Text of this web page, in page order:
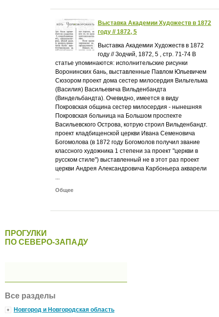
Выставка Академии Художеств в 1872
году // 1872, 5
Выставка Академии Художеств в 1872
году // Зодчий, 1872, 5 , стр. 71-74 В
статье упоминаются: исполнительские рисунки
Воронинских бань, выставленные Павлом Юльевичем
Сюзором проект дома сестер милосердия Вильгельма
(Василия) Васильевича Вильденбандта
(Виндельбандта). Очевидно, имеется в виду
Покровская община сестер милосердия - нынешняя
Покровская больница на Большом проспекте
Васильевского Острова, котрую строил Вильденбандт.
проект кладбищенской церкви Ивана Семеновича
Богомолова (в 1872 году Богомолов получил звание
классного художника 1 степени за проект "церкви в
русском стиле") выставленный не в этот раз проект
церкви Андрея Александровича Карбоньера акварели
...
Общее
ПРОГУЛКИ
ПО СЕВЕРО-ЗАПАДУ
Все разделы
Новгород и Новгородская область